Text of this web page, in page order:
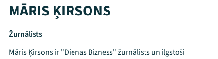
MĀRIS ĶIRSONS
Žurnālists
Māris Ķirsons ir "Dienas Bizness" žurnālists un ilgstoši